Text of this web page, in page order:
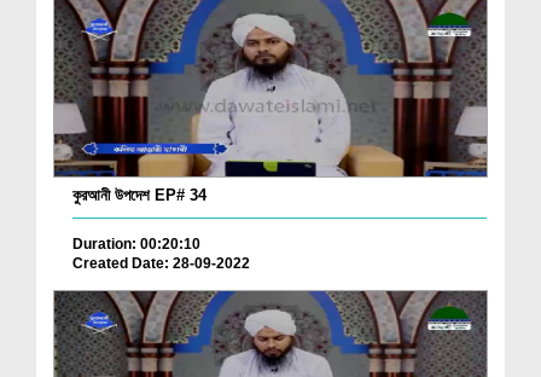
কুরআনী উপদেশ EP# 34
Duration: 00:20:10
Created Date: 28-09-2022